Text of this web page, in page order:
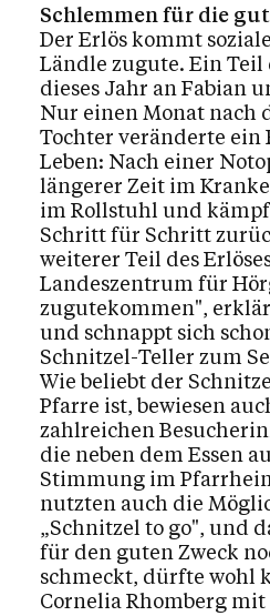
Schlemmen für die
Der Erlös kommt
Ländle zugute. Ein Teil
dieses Jahr an Fabian
Nur einen Monat nach
Tochter veränderte
Leben: Nach einer
längerer Zeit im
im Rollstuhl und
Schritt für Schritt
weiterer Teil des
Landeszentrum für
zugutekommen",
und schnappt sich
Schnitzel-Teller zum
Wie beliebt der
Pfarre ist, bewiesen
zahlreichen
die neben dem Essen
Stimmung im
nutzten auch die
„Schnitzel to go", und
für den guten Zweck
schmeckt, dürfte wohl
Cornelia Rhomberg